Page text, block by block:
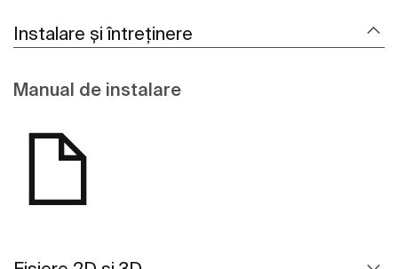
Instalare și întreținere
Manual de instalare